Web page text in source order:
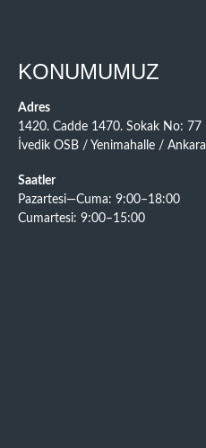
KONUMUMUZ
Adres
1420. Cadde 1470. Sokak No: 77
İvedik OSB / Yenimahalle / Ankara
Saatler
Pazartesi—Cuma: 9:00–18:00
Cumartesi: 9:00–15:00